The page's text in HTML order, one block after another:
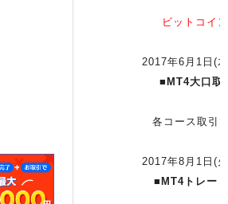
ビットコイ
2017年6月1日(
■ MT4大口取
各コース取引
2017年8月1日(
■ MT4トレー